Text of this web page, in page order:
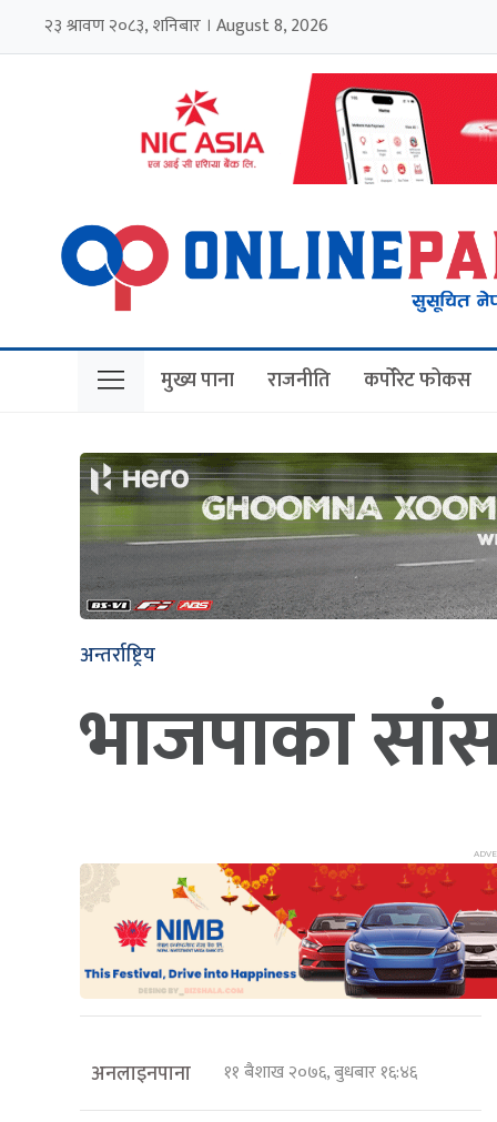
२३ श्रावण २०८३, शनिबार । August 8, 2026
मुख्य पाना राजनीति कर्पोरेट फोकस
अन्तर्राष्ट्रिय
भाजपाका
अनलाइनपाना ११ बैशाख २०७६, बुधबार १६:४६